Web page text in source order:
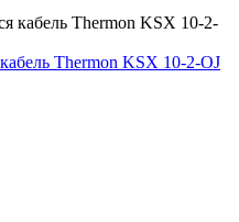
Thermon KSX 10-2-OJ